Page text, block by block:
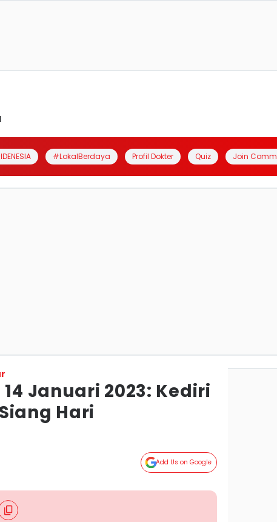
#LokalBerdaya Profil Dokter Quiz Join
Januari 2023: Kediri
Hari
Add Us on Google